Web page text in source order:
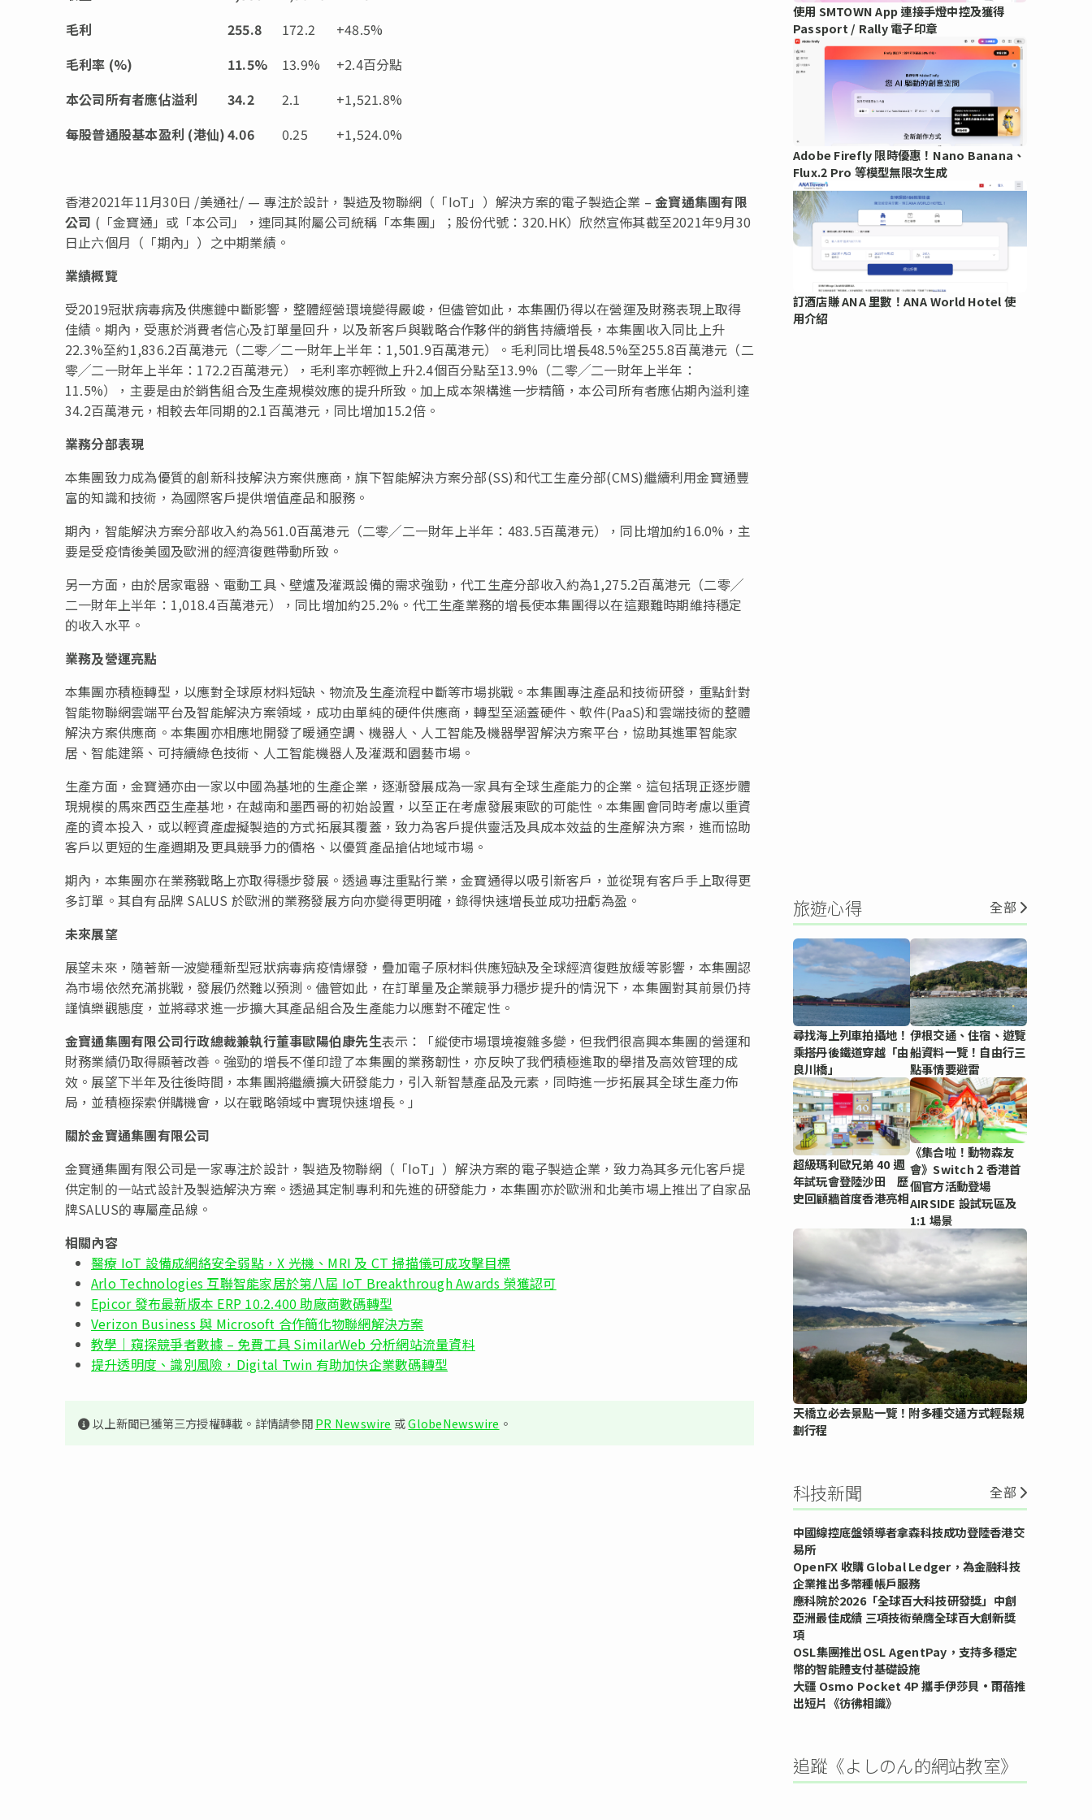
毛利
255.8 172.2
+48.5%
毛利率 (%) 11.5% 13.9%
+2.4百分點
本公司所有者應佔溢利
34.2 2.1
+1,521.8%
每股普通股基本盈利 (港仙)4.06 0.25 +1,524.0%
香港2021年11月30日 /美通社/ — 專注於設計，製造及物聯網（「IoT」）解決方案的電子製造企業 –金寶通集團有限
公司 (「金寶通」或「本公司」，連同其附屬公司統稱「本集團」；股份代號：320.HK）欣然宣佈其截至2021年9月30
日止六個月（「期內」）之中期業績。
業績概覽
受2019冠狀病毒病及供應鏈中斷影響，整體經營環境變得嚴峻，但儘管如此，本集團仍得以在營運及財務表現上取得
佳績。期內，受惠於消費者信心及訂單量回升，以及新客戶與戰略合作夥伴的銷售持續增長，本集團收入同比上升
22.3%至約1,836.2百萬港元（二零╱二一財年上半年：1,501.9百萬港元）。毛利同比增長48.5%至255.8百萬港元（二
零╱二一財年上半年：172.2百萬港元），毛利率亦輕微上升2.4個百分點至13.9%（二零╱二一財年上半年：
11.5%），主要是由於銷售組合及生產規模效應的提升所致。加上成本架構進一步精簡，本公司所有者應佔期內溢利達
34.2百萬港元，相較去年同期的2.1百萬港元，同比增加15.2倍。
業務分部表現
本集團致力成為優質的創新科技解決方案供應商，旗下智能解決方案分部(SS)和代工生產分部(CMS)繼續利用金寶通豐
富的知識和技術，為國際客戶提供增值產品和服務。
期內，智能解決方案分部收入約為561.0百萬港元（二零╱二一財年上半年：483.5百萬港元），同比增加約16.0%，主
要是受疫情後美國及歐洲的經濟復甦帶動所致。
另一方面，由於居家電器、電動工具、壁爐及灌溉設備的需求強勁，代工生產分部收入約為1,275.2百萬港元（二零╱
二一財年上半年：1,018.4百萬港元），同比增加約25.2%。代工生產業務的增長使本集團得以在這艱難時期維持穩定
的收入水平。
業務及營運亮點
本集團亦積極轉型，以應對全球原材料短缺、物流及生產流程中斷等市場挑戰。本集團專注產品和技術研發，重點針對
智能物聯網雲端平台及智能解決方案領域，成功由單純的硬件供應商，轉型至涵蓋硬件、軟件(PaaS)和雲端技術的整體
解決方案供應商。本集團亦相應地開發了暖通空調、機器人、人工智能及機器學習解決方案平台，協助其進軍智能家
居、智能建築、可持續綠色技術、人工智能機器人及灌溉和園藝市場。
生產方面，金寶通亦由一家以中國為基地的生產企業，逐漸發展成為一家具有全球生產能力的企業。這包括現正逐步體
現規模的馬來西亞生產基地，在越南和墨西哥的初始設置，以至正在考慮發展東歐的可能性。本集團會同時考慮以重資
產的資本投入，或以輕資產虛擬製造的方式拓展其覆蓋，致力為客戶提供靈活及具成本效益的生產解決方案，進而協助
客戶以更短的生產週期及更具競爭力的價格、以優質產品搶佔地域市場。
期內，本集團亦在業務戰略上亦取得穩步發展。透過專注重點行業，金寶通得以吸引新客戶，並從現有客戶手上取得更
多訂單。其自有品牌 SALUS 於歐洲的業務發展方向亦變得更明確，錄得快速增長並成功扭虧為盈。
未來展望
展望未來，隨著新一波變種新型冠狀病毒病疫情爆發，疊加電子原材料供應短缺及全球經濟復甦放緩等影響，本集團認
為市場依然充滿挑戰，發展仍然難以預測。儘管如此，在訂單量及企業競爭力穩步提升的情況下，本集團對其前景仍持
謹慎樂觀態度，並將尋求進一步擴大其產品組合及生產能力以應對不確定性。
金寶通集團有限公司行政總裁兼執行董事歐陽伯康先生表示：「縱使市場環境複雜多變，但我們很高興本集團的營運和
財務業績仍取得顯著改善。強勁的增長不僅印證了本集團的業務韌性，亦反映了我們積極進取的舉措及高效管理的成
效。展望下半年及往後時間，本集團將繼續擴大研發能力，引入新智慧產品及元素，同時進一步拓展其全球生產力佈
局，並積極探索併購機會，以在戰略領域中實現快速增長。」
關於金寶通集團有限公司
金寶通集團有限公司是一家專注於設計，製造及物聯網（「IoT」）解決方案的電子製造企業，致力為其多元化客戶提
供定制的一站式設計及製造解決方案。透過其定制專利和先進的研發能力，本集團亦於歐洲和北美市場上推出了自家品
牌SALUS的專屬產品線。
相關內容
醫療 IoT 設備成網絡安全弱點，X 光機、MRI 及 CT 掃描儀可成攻擊目標
Arlo Technologies 互聯智能家居於第八屆 IoT Breakthrough Awards 榮獲認可
Epicor 發布最新版本 ERP 10.2.400 助廠商數碼轉型
Verizon Business 與 Microsoft 合作簡化物聯網解決方案
教學｜窺探競爭者數據 – 免費工具 SimilarWeb 分析網站流量資料
提升透明度、識別風險，Digital Twin 有助加快企業數碼轉型
以上新聞已獲第三方授權轉載。詳情請參閱PR Newswire 或GlobeNewswire 。
使用 SMTOWN App 連接手燈中控及獲得
Passport / Rally 電子印章
Adobe Firefly 限時優惠！Nano Banana、
Flux.2 Pro 等模型無限次生成
訂酒店賺 ANA 里數！ANA World Hotel 使
用介紹
旅遊心得 全部
尋找海上列車拍攝地！
乘搭丹後鐵道穿越「由
良川橋」
伊根交通、住宿、遊覽
船資料一覽！自由行三
點事情要避雷
超級瑪利歐兄弟 40 週
年試玩會登陸沙田 歷
史回顧牆首度香港亮相
《集合啦！動物森友
會》Switch 2 香港首
個官方活動登場
AIRSIDE 設試玩區及
1:1 場景
天橋立必去景點一覽！附多種交通方式輕鬆規
劃行程
科技新聞 全部
中國線控底盤領導者拿森科技成功登陸香港交
易所
OpenFX 收購 Global Ledger，為金融科技
企業推出多幣種帳戶服務
應科院於2026「全球百大科技研發獎」中創
亞洲最佳成績 三項技術榮膺全球百大創新獎
項
OSL集團推出OSL AgentPay，支持多穩定
幣的智能體支付基礎設施
大疆 Osmo Pocket 4P 攜手伊莎貝•雨蓓推
出短片《彷彿相識》
追蹤《よしのん的網站教室》